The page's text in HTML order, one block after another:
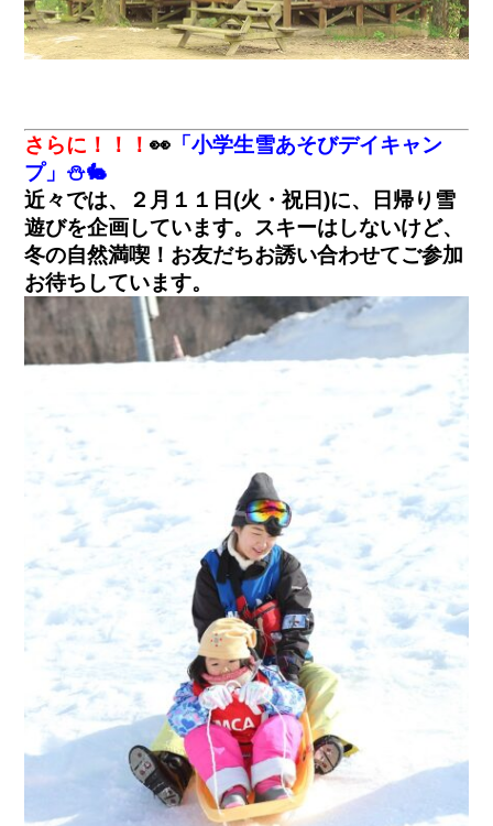
さらに！！！👀 「小学生雪あそびデイキャン
プ」⛄🐇
近々では、２月１１日(火・祝日)に、日帰り雪
遊びを企画しています。スキーはしないけど、
冬の自然満喫！お友だちお誘い合わせてご参加
お待ちしています。